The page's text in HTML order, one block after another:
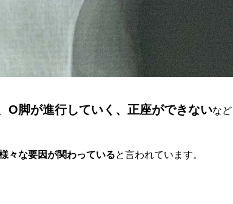
O脚が進行していく、正座ができないなど
々な要因が関わっていると言われています。